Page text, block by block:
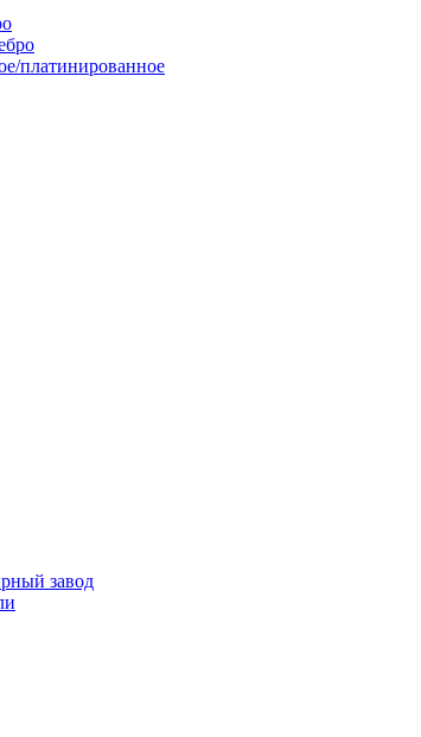
платинированное
завод